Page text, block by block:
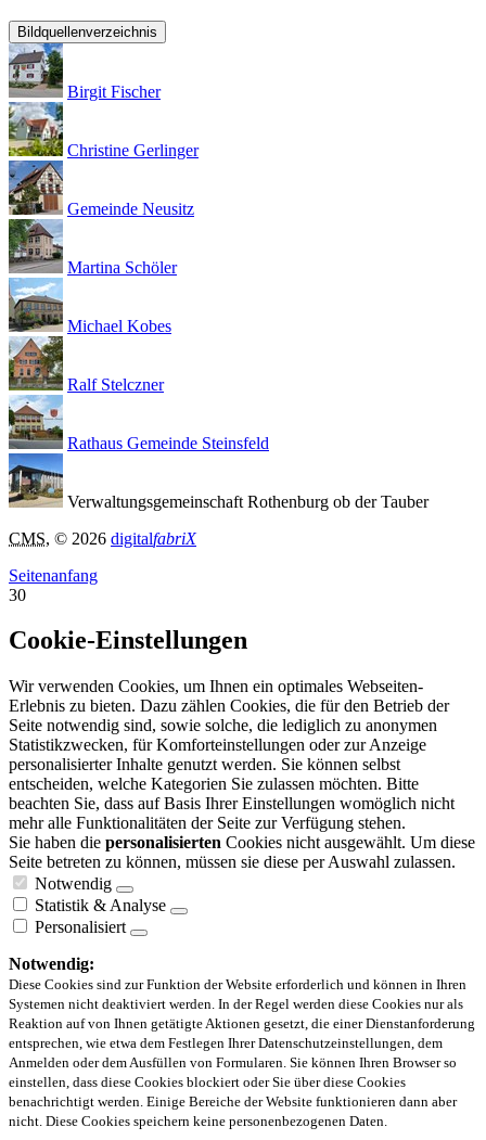
Bildquellenverzeichnis
Birgit Fischer
Christine Gerlinger
Gemeinde Neusitz
Martina Schöler
Michael Kobes
Ralf Stelczner
Rathaus Gemeinde Steinsfeld
Verwaltungsgemeinschaft Rothenburg ob der Tauber
CMS, © 2026 digitalfabriX
Seitenanfang
30
Cookie-Einstellungen
Wir verwenden Cookies, um Ihnen ein optimales Webseiten-
Erlebnis zu bieten. Dazu zählen Cookies, die für den Betrieb der
Seite notwendig sind, sowie solche, die lediglich zu anonymen
Statistikzwecken, für Komforteinstellungen oder zur Anzeige
personalisierter Inhalte genutzt werden. Sie können selbst
entscheiden, welche Kategorien Sie zulassen möchten. Bitte
beachten Sie, dass auf Basis Ihrer Einstellungen womöglich nicht
mehr alle Funktionalitäten der Seite zur Verfügung stehen.
Sie haben die personalisierten Cookies nicht ausgewählt. Um diese
Seite betreten zu können, müssen sie diese per Auswahl zulassen.
Notwendig
Statistik & Analyse
Personalisiert
Notwendig:
Diese Cookies sind zur Funktion der Website erforderlich und können in Ihren
Systemen nicht deaktiviert werden. In der Regel werden diese Cookies nur als
Reaktion auf von Ihnen getätigte Aktionen gesetzt, die einer Dienstanforderung
entsprechen, wie etwa dem Festlegen Ihrer Datenschutzeinstellungen, dem
Anmelden oder dem Ausfüllen von Formularen. Sie können Ihren Browser so
einstellen, dass diese Cookies blockiert oder Sie über diese Cookies
benachrichtigt werden. Einige Bereiche der Website funktionieren dann aber
nicht. Diese Cookies speichern keine personenbezogenen Daten.